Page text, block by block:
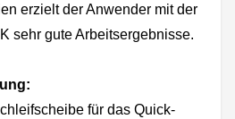
erzielt der Anwender mit der
sehr gute Arbeitsergebnisse.
für das Quick-